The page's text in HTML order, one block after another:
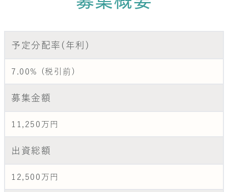
予定分配率(年利)
7.00% (税引前)
募集金額
11,250万円
出資総額
12,500万円